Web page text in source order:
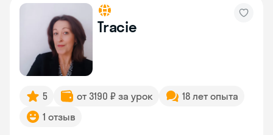
Tracie
5 от 3190 ₽ за урок
18 лет опыта
1 отзыв